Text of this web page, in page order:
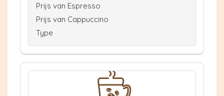
Prijs van Espresso
Prijs van Cappuccino
Type